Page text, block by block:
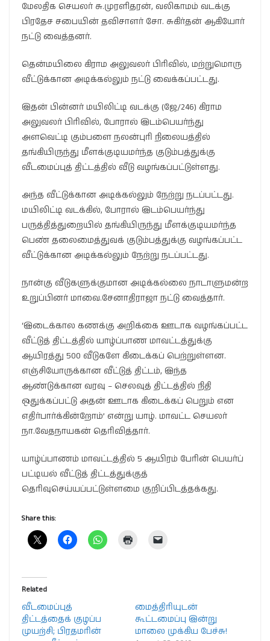
மேலதிக செயலர் சு.முரளிதரன், வலிகாமம் வடக்கு
பிரதேச சபையின் தவிசாளர் சோ. சுகிர்தன் ஆகியோர்
நட்டு வைத்தனர்.
தென்மயிலை கிராம அலுவலர் பிரிவில், மற்றுமொரு
வீட்டுக்கான அடிக்கல்லும் நட்டு வைக்கப்பட்டது.
இதன் பின்னர் மயிலிட்டி வடக்கு (ஜே/246) கிராம
அலுவலர் பிரிவில், போரால் இடம்பெயர்ந்து
அளவெட்டி கும்பளை நலன்புரி நிலையத்தில்
தங்கியிருந்து மீளக்குடியமர்ந்த குடும்பத்துக்கு
வீடமைப்புத் திட்டத்தில் வீடு வழங்கப்பட்டுள்ளது.
அந்த வீட்டுக்கான அடிக்கல்லும் நேற்று நடப்பட்டது.
மயிலிட்டி வடக்கில், போரால் இடம்பெயர்ந்து
பருத்தித்துறையில் தங்கியிருந்து மீளக்குடியமர்ந்த
பெண் தலைமைத்துவக் குடும்பத்துக்கு வழங்கப்பட்ட
வீட்டுக்கான அடிக்கல்லும் நேற்று நடப்பட்டது.
நான்கு வீடுகளுக்குமான அடிக்கல்லை நாடாளுமன்ற
உறுப்பினர் மாவை.சேனாதிராஜா நட்டு வைத்தார்.
‘இடைக்கால கணக்கு அறிக்கை ஊடாக வழங்கப்பட்ட
வீட்டுத் திட்டத்தில் யாழ்ப்பாண மாவட்டத்துக்கு
ஆயிரத்து 500 வீடுகளே கிடைக்கப் பெற்றுள்ளன.
எஞ்சியோருக்கான வீட்டுத் திட்டம், இந்த
ஆண்டுக்கான வரவு – செலவுத் திட்டத்தில் நிதி
ஒதுக்கப்பட்டு அதன் ஊடாக கிடைக்கப் பெறும் என
எதிர்பார்க்கின்றோம்’ என்று யாழ். மாவட்ட செயலர்
நா.வேதநாயகன் தெரிவித்தார்.
யாழ்ப்பாணம் மாவட்டத்தில் 5 ஆயிரம் பேரின் பெயர்ப்
பட்டியல் வீட்டுத் திட்டத்துக்குத்
தெரிவுசெய்யப்பட்டுள்ளமை குறிப்பிடத்தக்கது.
Share this:
Related
வீடமைப்புத்
திட்டத்தைக் குழப்ப
முயற்சி; பிரதமரின்
மைத்திரியுடன்
கூட்டமைப்பு இன்று
மாலை முக்கிய பேச்சு!